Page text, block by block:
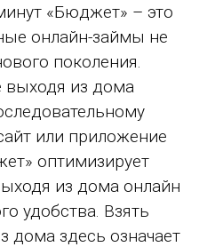
«Бюджет» – это
онлайн-займы не
поколения.
выходя из дома
или приложение
оптимизирует
из дома онлайн
удобства. Взять
дома здесь означает